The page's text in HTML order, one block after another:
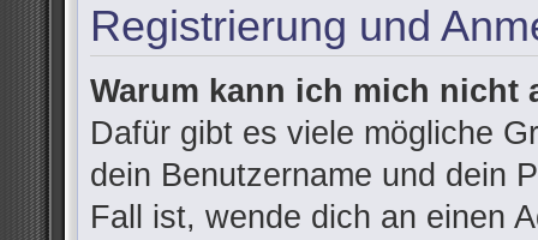
Registrierung und
Warum kann ich mich nicht
Dafür gibt es viele mögliche
dein Benutzername und dein
Fall ist, wende dich an einen